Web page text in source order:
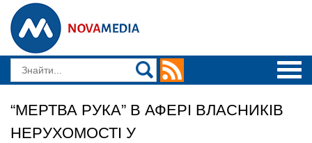
“МЕРТВА РУКА” В АФЕРІ ВЛАСНИКІВ
НЕРУХОМОСТІ У